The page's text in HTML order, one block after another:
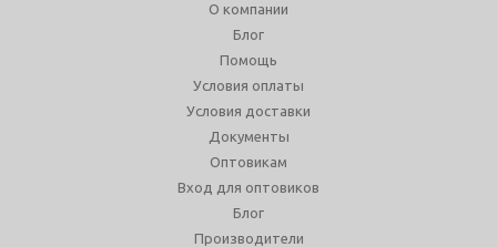
О компании
Блог
Помощь
Условия оплаты
Условия доставки
Документы
Оптовикам
Вход для оптовиков
Блог
Производители